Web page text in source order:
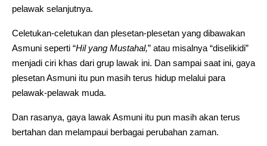
pelawak selanjutnya.
Celetukan-celetukan dan plesetan-plesetan yang dibawakan
Asmuni seperti “Hil yang Mustahal,” atau misalnya “diselikidi”
menjadi ciri khas dari grup lawak ini. Dan sampai saat ini, gaya
plesetan Asmuni itu pun masih terus hidup melalui para
pelawak-pelawak muda.
Dan rasanya, gaya lawak Asmuni itu pun masih akan terus
bertahan dan melampaui berbagai perubahan zaman.